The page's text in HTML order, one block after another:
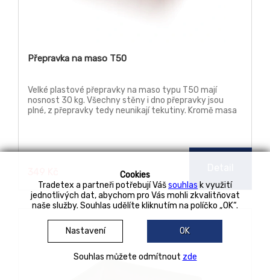
Cookies
Tradetex a partneři potřebují Vášsouhlas k využití
jednotlivých dat, abychom pro Vás mohli zkvalitňovat
naše služby. Souhlas udělíte kliknutím na políčko „OK“.
Nastavení OK
Souhlas můžete odmítnout zde
Přepravka na maso T50
Velké plastové přepravky na maso typu T50 mají
nosnost 30 kg. Všechny stěny i dno přepravky jsou
plné, z přepravky tedy neunikají tekutiny. Kromě masa